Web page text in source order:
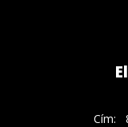
Cím: